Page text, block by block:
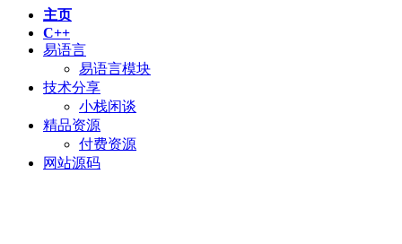
主页
C++
易语言
易语言模块
技术分享
小栈闲谈
精品资源
付费资源
网站源码